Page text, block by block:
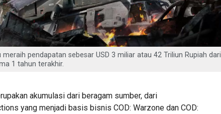
pendapatan sebesar USD 3 miliar atau 42 Triliun Rupiah dari
1 tahun terakhir.
akumulasi dari beragam sumber, dari
yang menjadi basis bisnis COD: Warzone dan COD: